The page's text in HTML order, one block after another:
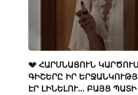
💔 ՀԱՐՍՆԱՑՈՒՆ
ԳԻՇԵՐԸ ԻՐ
ԷՐ ԼԻՆԵԼՈՒ… ԲԱՅՑ